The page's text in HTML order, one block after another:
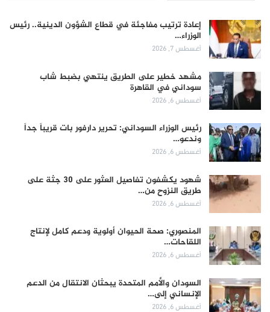
إعادة ترتيب مفاجئة في قطاع الشؤون الدينية.. رئيس
الوزراء…
أغسطس 7, 2026
مشهد خطير على الطريق ينتهي بضبط شاب
سوداني في القاهرة
أغسطس 6, 2026
رئيس الوزراء السوداني: تحرير دارفور بات قريباً جداً
وندعو…
أغسطس 6, 2026
شهود يكشفون تفاصيل العثور على 30 جثة على
طريق النزوح من…
أغسطس 6, 2026
المنصوري: صحة الحيوان أولوية ودعم كامل لإنتاج
اللقاحات…
أغسطس 6, 2026
السودان والأمم المتحدة يبحثان الانتقال من الدعم
الإنساني إلى…
أغسطس 6, 2026